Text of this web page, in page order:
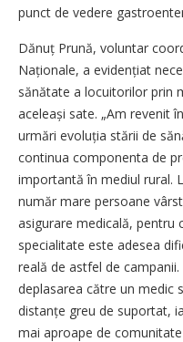
punct de vedere
Dănuț Prună, voluntar
Naționale, a evidențiat
sănătate a locuitorilor prin
aceleași sate. „Am revenit
urmări evoluția stării de
continua componenta de
importantă în mediul rural.
număr mare persoane
asigurare medicală, pentru
specialitate este adesea
reală de astfel de
deplasarea către un medic
distanțe greu de suportat,
mai aproape de